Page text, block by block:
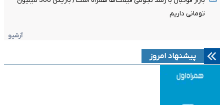
تومانی داریم
آرشیو
پیشنهاد امروز